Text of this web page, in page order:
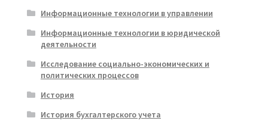
Информационные технологии в управлении
Информационные технологии в юридической
деятельности
Исследование социально-экономических и
политических процессов
История
История бухгалтерского учета